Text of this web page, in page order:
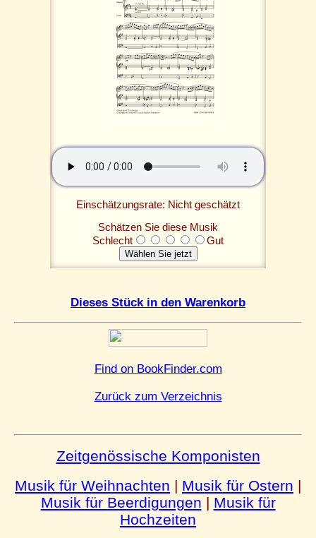
Einschätzungsrate: Nicht geschätzt
Schätzen Sie diese Musik
Schlecht
Gut
Dieses Stück in den Warenkorb
Find on BookFinder.com
Zurück zum Verzeichnis
Zeitgenössische Komponisten
Musik für Weihnachten | Musik für Ostern |
Musik für Beerdigungen | Musik für
Hochzeiten